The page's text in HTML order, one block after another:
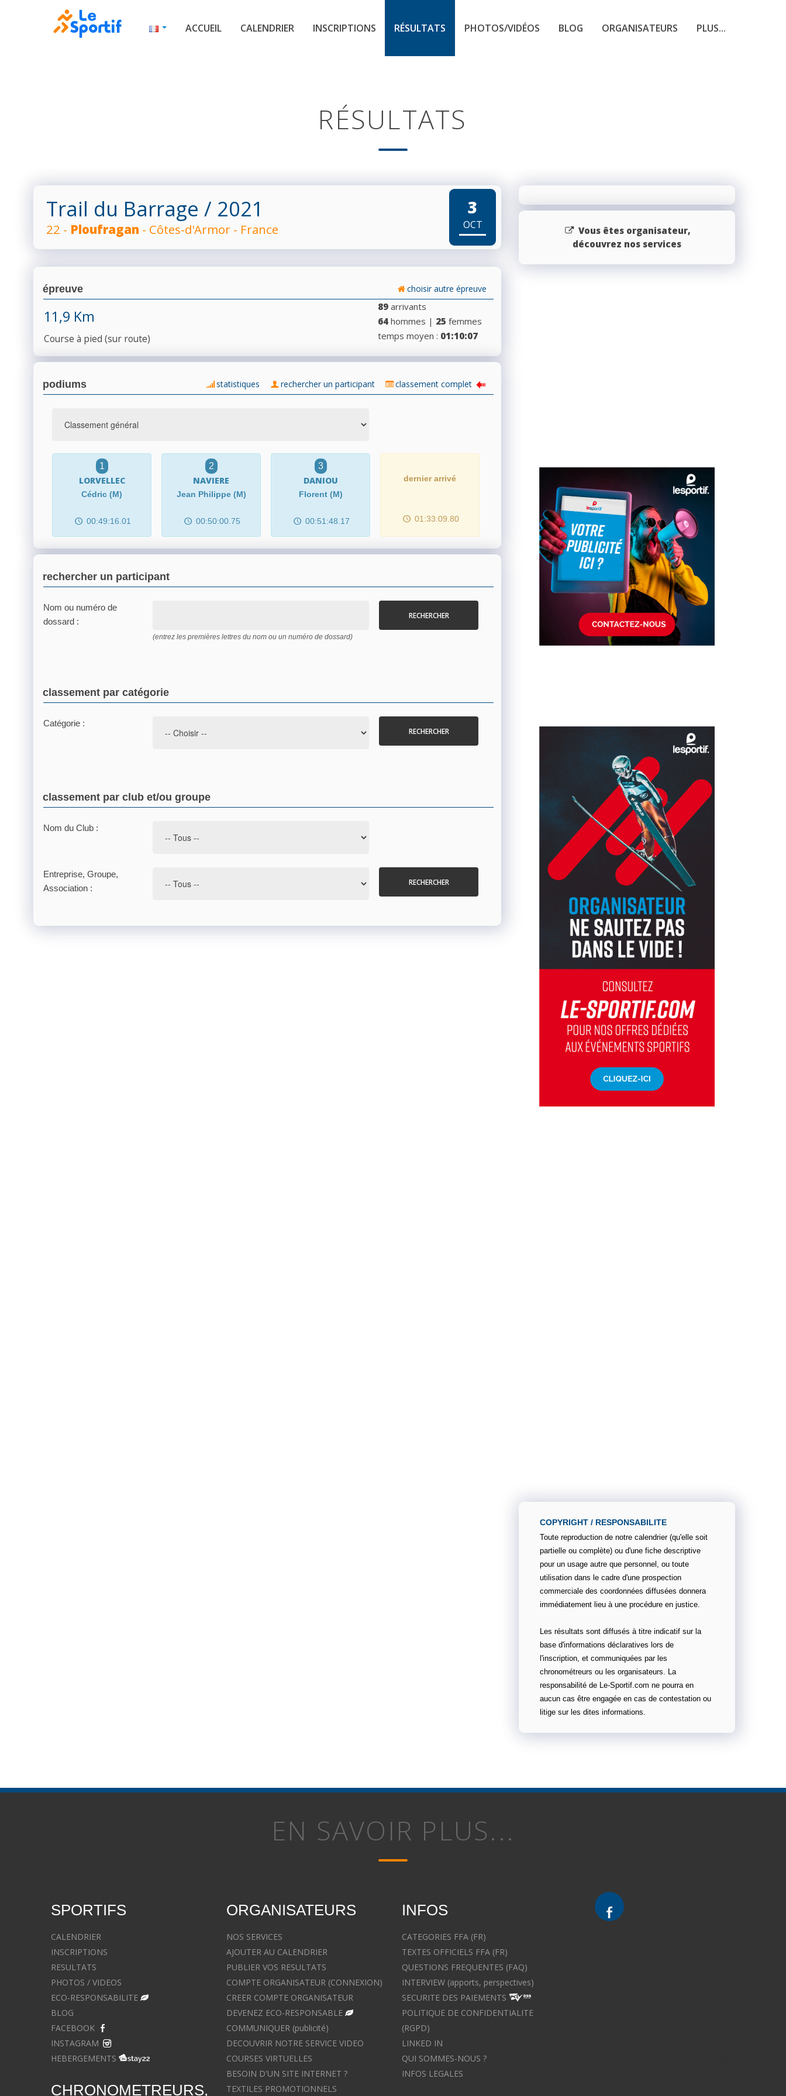
ACCUEIL CALENDRIER INSCRIPTIONS RÉSULTATS PHOTOS/VIDÉOS BLOG ORGANISATEURS PLUS...
RÉSULTATS
Trail du Barrage / 2021
22 - Ploufragan - Côtes-d'Armor - France
3
OCT
épreuve choisir autre épreuve
11,9 Km
Course à pied (sur route)
89 arrivants
64 hommes | 25 femmes
temps moyen : 01:10:07
podiums statistiques rechercher un participant classement complet
1
LORVELLEC
Cédric (M)
00:49:16.01
2
NAVIERE
Jean Philippe (M)
00:50:00.75
3
DANIOU
Florent (M)
00:51:48.17
dernier arrivé
01:33:09.80
rechercher un participant
Nom ou numéro de
dossard :
(entrez les premières lettres du nom ou un numéro de dossard)
RECHERCHER
classement par catégorie
Catégorie :
RECHERCHER
classement par club et/ou groupe
Nom du Club :
Entreprise, Groupe,
Association :
RECHERCHER
Vous êtes organisateur,
découvrez nos services
COPYRIGHT / RESPONSABILITE
Toute reproduction de notre calendrier (qu'elle soit
partielle ou complète) ou d'une fiche descriptive
pour un usage autre que personnel, ou toute
utilisation dans le cadre d'une prospection
commerciale des coordonnées diffusées donnera
immédiatement lieu à une procédure en justice.
Les résultats sont diffusés à titre indicatif sur la
base d'informations déclaratives lors de
l'inscription, et communiquées par les
chronométreurs ou les organisateurs. La
responsabilité de Le-Sportif.com ne pourra en
aucun cas être engagée en cas de contestation ou
litige sur les dites informations.
EN SAVOIR PLUS...
SPORTIFS
CALENDRIER
INSCRIPTIONS
RESULTATS
PHOTOS / VIDEOS
ECO-RESPONSABILITE
BLOG
FACEBOOK
INSTAGRAM
HEBERGEMENTS
CHRONOMETREURS,
ORGANISATEURS
NOS SERVICES
AJOUTER AU CALENDRIER
PUBLIER VOS RESULTATS
COMPTE ORGANISATEUR (CONNEXION)
CREER COMPTE ORGANISATEUR
DEVENEZ ECO-RESPONSABLE
COMMUNIQUER (publicité)
DECOUVRIR NOTRE SERVICE VIDEO
COURSES VIRTUELLES
BESOIN D'UN SITE INTERNET ?
TEXTILES PROMOTIONNELS
INFOS
CATEGORIES FFA (FR)
TEXTES OFFICIELS FFA (FR)
QUESTIONS FREQUENTES (FAQ)
INTERVIEW (apports, perspectives)
SECURITE DES PAIEMENTS
POLITIQUE DE CONFIDENTIALITE
(RGPD)
LINKED IN
QUI SOMMES-NOUS ?
INFOS LEGALES